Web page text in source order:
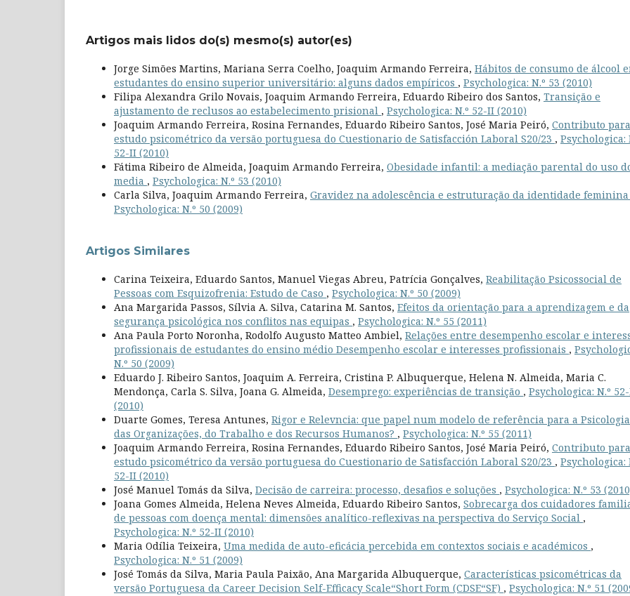
Artigos mais lidos do(s) mesmo(s) autor(es)
Jorge Simões Martins, Mariana Serra Coelho, Joaquim Armando Ferreira, Hábitos de consumo de álcool
estudantes do ensino superior universitário: alguns dados empíricos , Psychologica: N.º 53 (2010)
Filipa Alexandra Grilo Novais, Joaquim Armando Ferreira, Eduardo Ribeiro dos Santos, Transição e
ajustamento de reclusos ao estabelecimento prisional , Psychologica: N.º 52-II (2010)
Joaquim Armando Ferreira, Rosina Fernandes, Eduardo Ribeiro Santos, José Maria Peiró, Contributo
estudo psicométrico da versão portuguesa do Cuestionario de Satisfacción Laboral S20/23 , Psychologica:
52-II (2010)
Fátima Ribeiro de Almeida, Joaquim Armando Ferreira, Obesidade infantil: a mediação parental do uso
media , Psychologica: N.º 53 (2010)
Carla Silva, Joaquim Armando Ferreira, Gravidez na adolescência e estruturação da identidade feminina
Psychologica: N.º 50 (2009)
Artigos Similares
Carina Teixeira, Eduardo Santos, Manuel Viegas Abreu, Patrícia Gonçalves, Reabilitação Psicossocial de
Pessoas com Esquizofrenia: Estudo de Caso , Psychologica: N.º 50 (2009)
Ana Margarida Passos, Sílvia A. Silva, Catarina M. Santos, Efeitos da orientação para a aprendizagem e da
segurança psicológica nos conflitos nas equipas , Psychologica: N.º 55 (2011)
Ana Paula Porto Noronha, Rodolfo Augusto Matteo Ambiel, Relações entre desempenho escolar e
profissionais de estudantes do ensino médio Desempenho escolar e interesses profissionais ,
N.º 50 (2009)
Eduardo J. Ribeiro Santos, Joaquim A. Ferreira, Cristina P. Albuquerque, Helena N. Almeida, Maria C.
Mendonça, Carla S. Silva, Joana G. Almeida, Desemprego: experiências de transição , Psychologica: N.º
(2010)
Duarte Gomes, Teresa Antunes, Rigor e Relevncia: que papel num modelo de referência para a Psicologia
das Organizações, do Trabalho e dos Recursos Humanos? , Psychologica: N.º 55 (2011)
Joaquim Armando Ferreira, Rosina Fernandes, Eduardo Ribeiro Santos, José Maria Peiró, Contributo
estudo psicométrico da versão portuguesa do Cuestionario de Satisfacción Laboral S20/23 , Psychologica:
52-II (2010)
José Manuel Tomás da Silva, Decisão de carreira: processo, desafios e soluções , Psychologica: N.º 53
Joana Gomes Almeida, Helena Neves Almeida, Eduardo Ribeiro Santos, Sobrecarga dos cuidadores
de pessoas com doença mental: dimensões analítico-reflexivas na perspectiva do Serviço Social ,
Psychologica: N.º 52-II (2010)
Maria Odília Teixeira, Uma medida de auto-eficácia percebida em contextos sociais e académicos ,
Psychologica: N.º 51 (2009)
José Tomás da Silva, Maria Paula Paixão, Ana Margarida Albuquerque, Características psicométricas da
versão Portuguesa da Career Decision Self-Efficacy Scale“Short Form (CDSE“SF) , Psychologica: N.º 51